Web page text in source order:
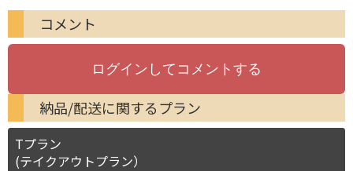
コメント
納品/配送に関するプラン
Tプラン
(テイクアウトプラン）